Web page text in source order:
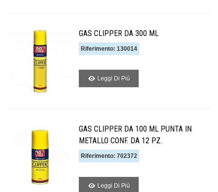
GAS CLIPPER DA 300 ML
Riferimento: 130014
Leggi Di Piú
GAS CLIPPER DA 100 ML PUNTA IN
METALLO CONF. DA 12 PZ.
Riferimento: 702372
Leggi Di Piú